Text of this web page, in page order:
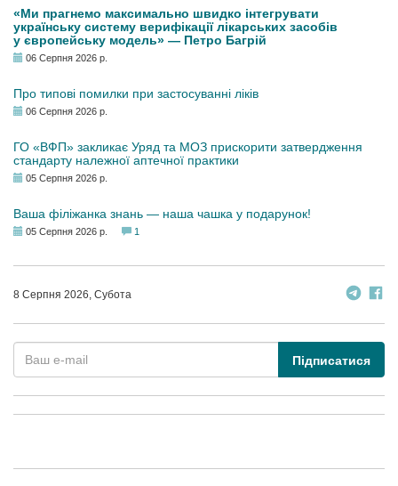
«Ми прагнемо максимально швидко інтегрувати
українську систему верифікації лікарських засобів
у європейську модель» — Петро Багрій
06 Серпня 2026 р.
Про типові помилки при застосуванні ліків
06 Серпня 2026 р.
ГО «ВФП» закликає Уряд та МОЗ прискорити затвердження
стандарту належної аптечної практики
05 Серпня 2026 р.
Ваша філіжанка знань — наша чашка у подарунок!
05 Серпня 2026 р. 1
8 Серпня 2026, Субота
Підписатися